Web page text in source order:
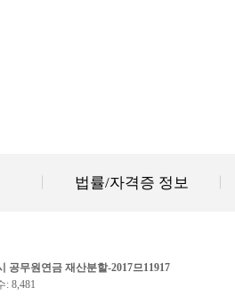
법률/자격증 정보
공무원연금 재산분할-2017므11917
: 8,481